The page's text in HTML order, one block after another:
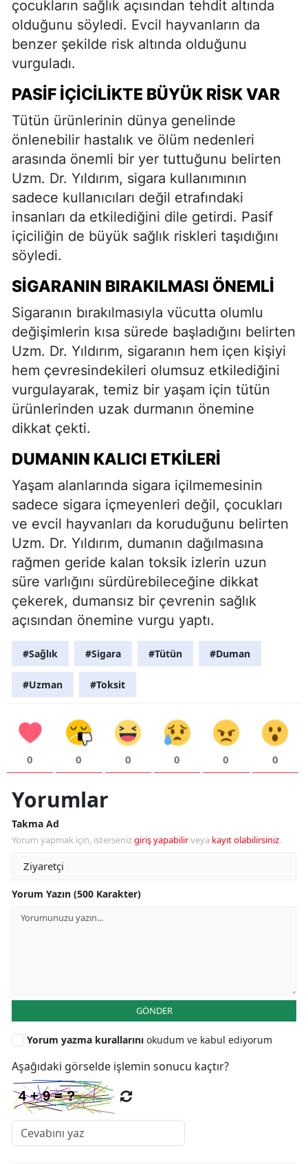
çocukların sağlık açısından tehdit altında
olduğunu söyledi. Evcil hayvanların da
benzer şekilde risk altında olduğunu
vurguladı.
PASIF İÇICILIKTE BÜYÜK RISK VAR
Tütün ürünlerinin dünya genelinde
önlenebilir hastalık ve ölüm nedenleri
arasında önemli bir yer tuttuğunu belirten
Uzm. Dr. Yıldırım, sigara kullanımının
sadece kullanıcıları değil etrafındaki
insanları da etkilediğini dile getirdi. Pasif
içiciliğin de büyük sağlık riskleri taşıdığını
söyledi.
SIGARANIN BIRAKILMASI ÖNEMLI
Sigaranın bırakılmasıyla vücutta olumlu
değişimlerin kısa sürede başladığını belirten
Uzm. Dr. Yıldırım, sigaranın hem içen kişiyi
hem çevresindekileri olumsuz etkilediğini
vurgulayarak, temiz bir yaşam için tütün
ürünlerinden uzak durmanın önemine
dikkat çekti.
DUMANIN KALICI ETKILERI
Yaşam alanlarında sigara içilmemesinin
sadece sigara içmeyenleri değil, çocukları
ve evcil hayvanları da koruduğunu belirten
Uzm. Dr. Yıldırım, dumanın dağılmasına
rağmen geride kalan toksik izlerin uzun
süre varlığını sürdürebileceğine dikkat
çekerek, dumansız bir çevrenin sağlık
açısından önemine vurgu yaptı.
#Sağlık #Sigara #Tütün #Duman
#Uzman #Toksit
0 0 0 0 0 0
Yorumlar
Takma Ad
Yorum yapmak için, istersenizgiriş yapabilirveya kayıt olabilirsiniz.
Yorum Yazın (500 Karakter)
GÖNDER
Yorum yazma kurallarını okudum ve kabul ediyorum
Aşağıdaki görselde işlemin sonucu kaçtır?